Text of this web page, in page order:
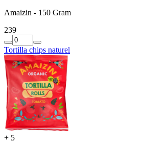
Amaizin - 150 Gram
239
Tortilla chips naturel
+ 5